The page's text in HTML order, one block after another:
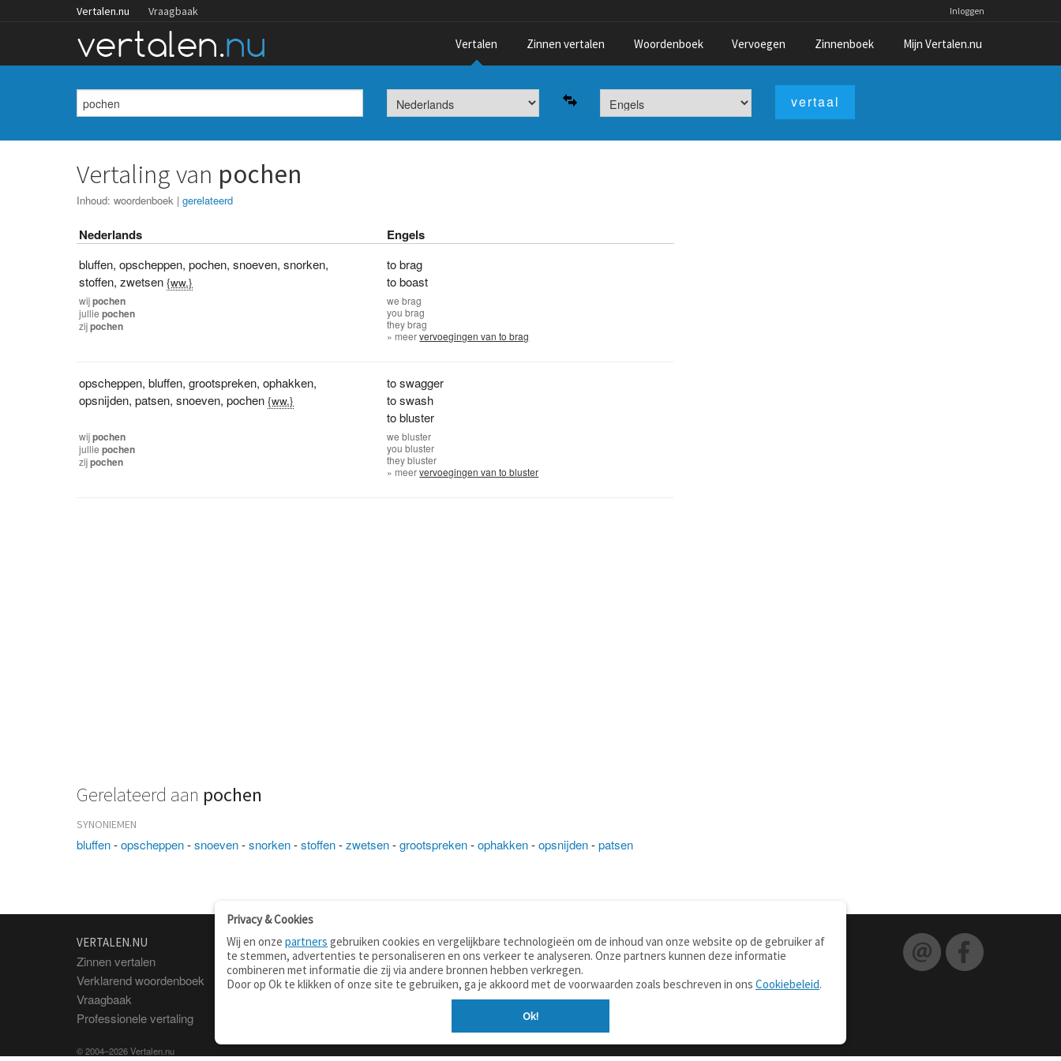
Vertalen.nu Vraagbaak Inloggen
Vertalen Zinnen vertalen Woordenboek Vervoegen Zinnenboek Mijn Vertalen.nu
Vertaling van pochen
Inhoud:woordenboek |gerelateerd
Nederlands Engels
bluffen,opscheppen,pochen,snoeven,snorken,
stoffen,zwetsen {ww.}
to brag
to boast
wijpochen
julliepochen
zijpochen
webrag
youbrag
theybrag
» meervervoegingen van to brag
opscheppen,bluffen,grootspreken,ophakken,
opsnijden,patsen,snoeven,pochen {ww.}
to swagger
to swash
to bluster
wijpochen
julliepochen
zijpochen
webluster
youbluster
theybluster
» meervervoegingen van to bluster
Gerelateerd aan pochen
SYNONIEMEN
bluffen-opscheppen-snoeven-snorken-stoffen-zwetsen-grootspreken-ophakken-opsnijden-patsen
VERTALEN.NU
Zinnen vertalen
Verklarend woordenboek
Vraagbaak
Professionele vertaling
© 2004–2026 Vertalen.nu
OVER
Over deze site
Contact
TOOLS
Apps
Mobiel
Tools & widgets
WOORDENBOEKEN
Nederlands - Engels
Nederlands - Duits
Nederlands - Spaans
Privacy & Cookies
Wij en onze partners gebruiken cookies en vergelijkbare technologieën om de inhoud van onze website op de gebruiker af
te stemmen, advertenties te personaliseren en ons verkeer te analyseren. Onze partners kunnen deze informatie
combineren met informatie die zij via andere bronnen hebben verkregen.
Door op Ok te klikken of onze site te gebruiken, ga je akkoord met de voorwaarden zoals beschreven in ons Cookiebeleid.
Ok!